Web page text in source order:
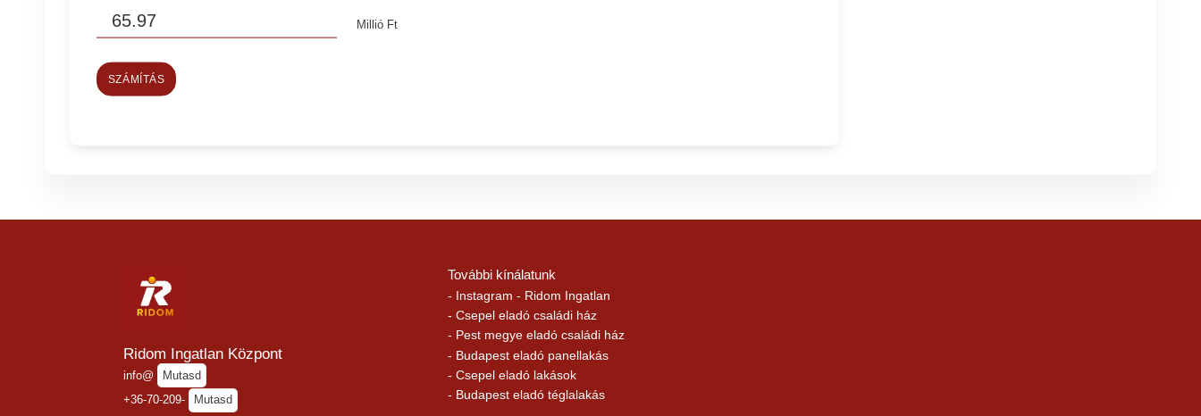
Millió Ft
SZÁMÍTÁS
Ridom Ingatlan Központ
info@
Mutasd
+36-70-209-
Mutasd
További kínálatunk
- Instagram - Ridom Ingatlan
- Csepel eladó családi ház
- Pest megye eladó családi ház
- Budapest eladó panellakás
- Csepel eladó lakások
- Budapest eladó téglalakás